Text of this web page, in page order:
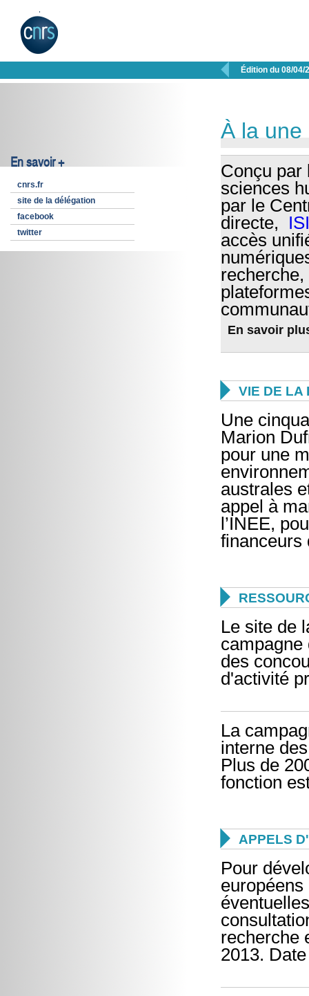
 Édition du 08/04/
En savoir +
cnrs.fr
site de la délégation
facebook
twitter
À la une
Conçu par
sciences
par le
directe,
accès
En savoir
 VIE DE LA
Une
Marion
pour une
australes
appel à
l’INEE,
financeurs

Le site de
campagne
des
d'activité
La
interne
Plus de
fonction
 APPELS
Pour
recherche
2013.